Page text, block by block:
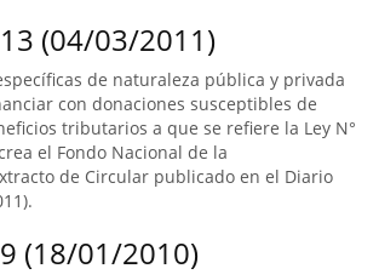
(04/03/2011)
de naturaleza pública y privada
con donaciones susceptibles de
tributarios a que se refiere la Ley N°
el Fondo Nacional de la
de Circular publicado en el Diario
(18/01/2010)